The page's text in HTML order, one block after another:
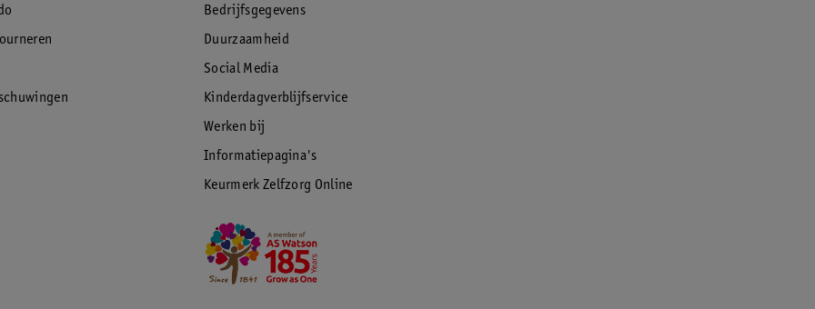
Bedrijfsgegevens
Duurzaamheid
Social Media
Kinderdagverblijfservice
Werken bij
Informatiepagina's
Keurmerk Zelfzorg Online